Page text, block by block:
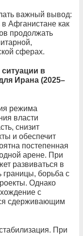
важный вывод:
Афганистане как
продолжать
сферах.
в
Ирана (2025–
режима
власти
снизит
и обеспечит
постепенная
арене. При
развиваться в
границы, борьба с
Однако
с
сдерживающим
При